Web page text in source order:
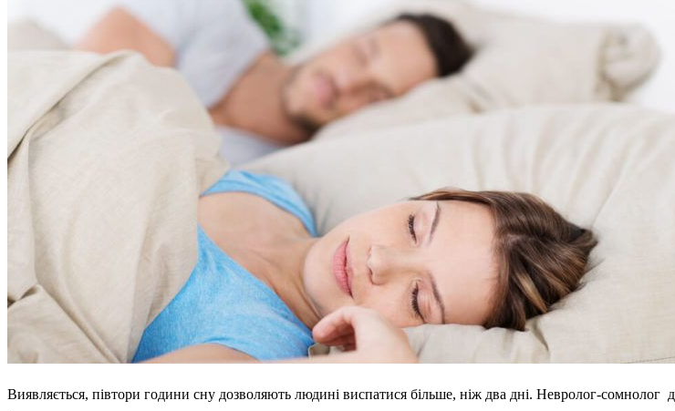
Виявляється, півтори години сну дозволяють людині виспатися більше, ніж два дні. Невролог-сомнолог